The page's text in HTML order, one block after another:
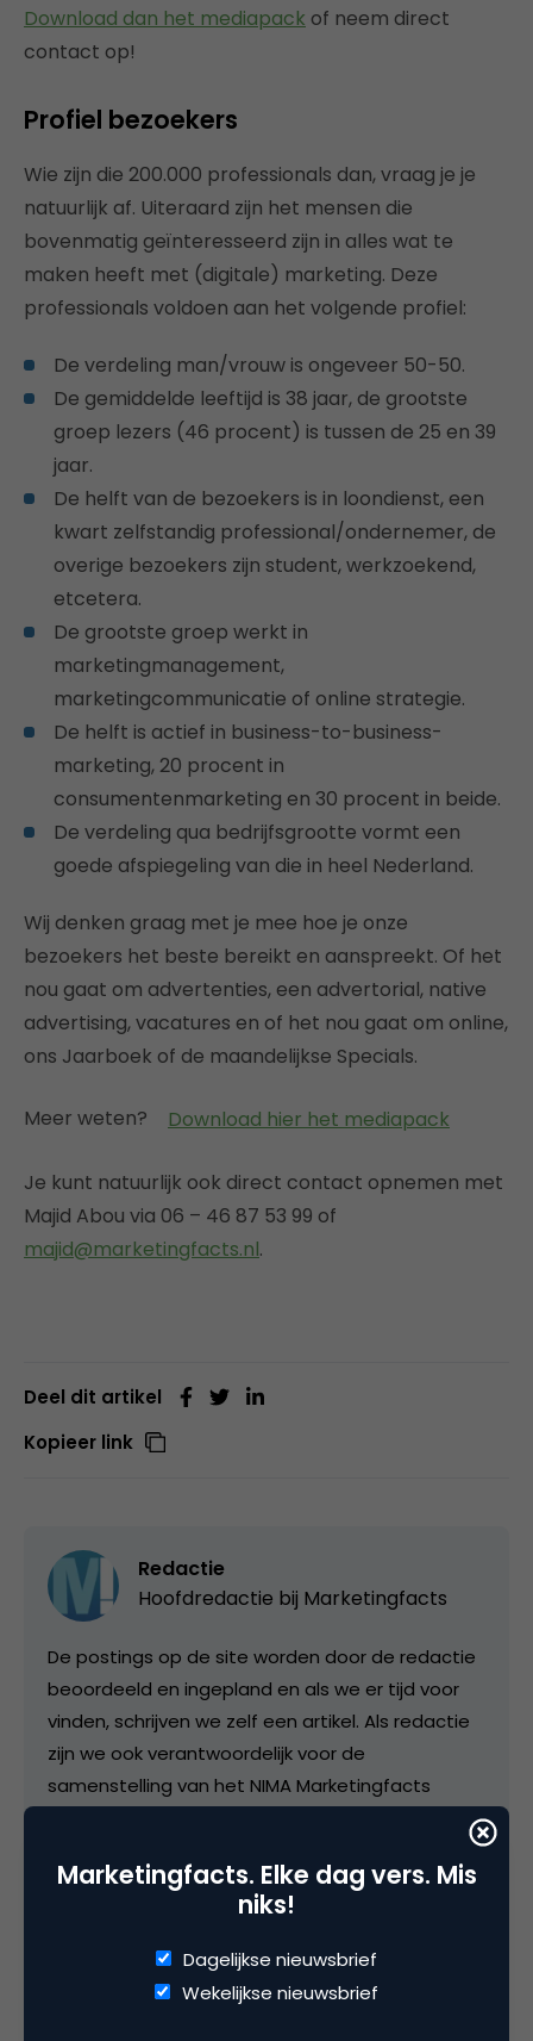
Download dan het mediapack of neem direct
contact op!
Profiel bezoekers
Wie zijn die 200.000 professionals dan, vraag je je
natuurlijk af. Uiteraard zijn het mensen die
bovenmatig geïnteresseerd zijn in alles wat te
maken heeft met (digitale) marketing. Deze
professionals voldoen aan het volgende profiel:
De verdeling man/vrouw is ongeveer 50-50.
De gemiddelde leeftijd is 38 jaar, de grootste
groep lezers (46 procent) is tussen de 25 en 39
jaar.
De helft van de bezoekers is in loondienst, een
kwart zelfstandig professional/ondernemer, de
overige bezoekers zijn student, werkzoekend,
etcetera.
De grootste groep werkt in
marketingmanagement,
marketingcommunicatie of online strategie.
De helft is actief in business-to-business-
marketing, 20 procent in
consumentenmarketing en 30 procent in beide.
De verdeling qua bedrijfsgrootte vormt een
goede afspiegeling van die in heel Nederland.
Wij denken graag met je mee hoe je onze
bezoekers het beste bereikt en aanspreekt. Of het
nou gaat om advertenties, een advertorial, native
advertising, vacatures en of het nou gaat om online,
ons Jaarboek of de maandelijkse Specials.
Meer weten? Download hier het mediapack
Je kunt natuurlijk ook direct contact opnemen met
Majid Abou via 06 – 46 87 53 99 of
majid@marketingfacts.nl.
Deel dit artikel
Kopieer link
Redactie
Hoofdredactie bij Marketingfacts
De postings op de site worden door de redactie
beoordeeld en ingepland en als we er tijd voor
vinden, schrijven we zelf een artikel. Als redactie
zijn we ook verantwoordelijk voor de
samenstelling van het NIMA Marketingfacts
vakgenoten. In het colofon vind je onze
Marketingfacts. Elke dag vers. Mis
niks!
Dagelijkse nieuwsbrief
Wekelijkse nieuwsbrief